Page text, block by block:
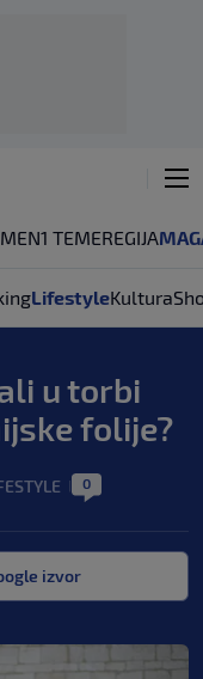
N1 TEMEREGIJA
LifestyleKultura
u torbi
folije?
0
izvor